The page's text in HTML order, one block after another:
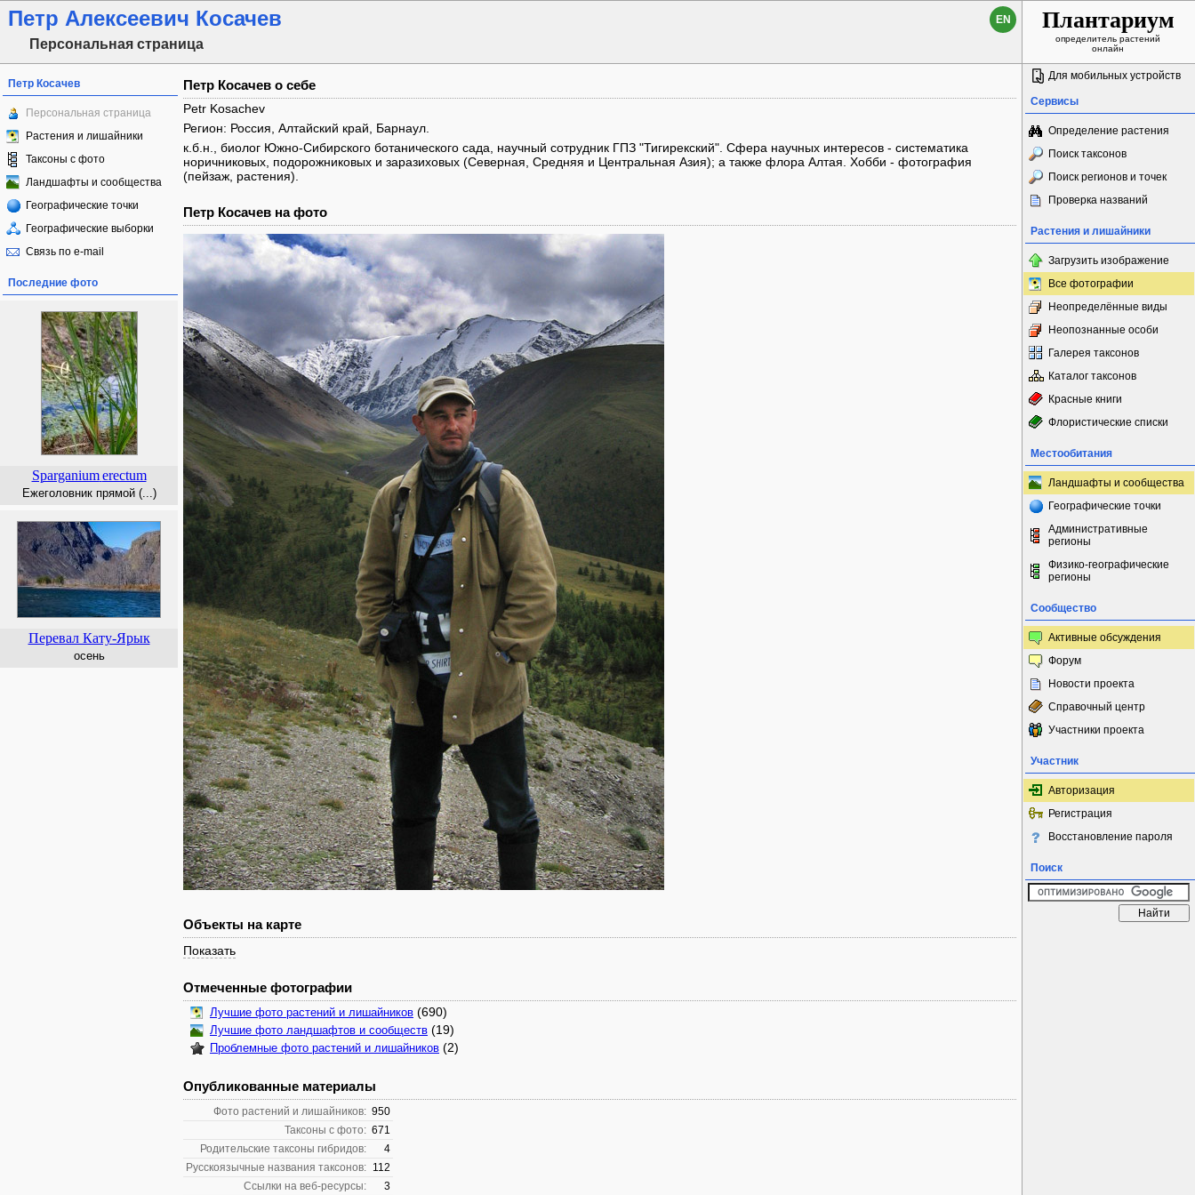
Петр Алексеевич Косачев
Персональная страница
EN Плантариум
определитель растений
онлайн
Петр Косачев
Персональная страница
Растения и лишайники
Таксоны с фото
Ландшафты и сообщества
Географические точки
Географические выборки
Связь по e-mail
Последние фото
Sparganium erectum
Ежеголовник прямой (...)
Перевал Кату-Ярык
осень
Петр Косачев о себе
Petr Kosachev
Регион: Россия, Алтайский край, Барнаул.
к.б.н., биолог Южно-Сибирского ботанического сада, научный сотрудник ГПЗ "Тигирекский". Сфера научных интересов - систематика
норичниковых, подорожниковых и заразиховых (Северная, Средняя и Центральная Азия); а также флора Алтая. Хобби - фотография
(пейзаж, растения).
Петр Косачев на фото
Объекты на карте
Показать
Отмеченные фотографии
Лучшие фото растений и лишайников (690)
Лучшие фото ландшафтов и сообществ (19)
Проблемные фото растений и лишайников (2)
Опубликованные материалы
Фото растений и лишайников: 950
Таксоны с фото: 671
Родительские таксоны гибридов:
4
Русскоязычные названия таксонов: 112
Ссылки на веб-ресурсы:
3
Для мобильных устройств
Сервисы
Определение растения
Поиск таксонов
Поиск регионов и точек
Проверка названий
Растения и лишайники
Загрузить изображение
Все фотографии
Неопределённые виды
Неопознанные особи
Галерея таксонов
Каталог таксонов
Красные книги
Флористические списки
Местообитания
Ландшафты и сообщества
Географические точки
Административные
регионы
Физико-географические
регионы
Сообщество
Активные обсуждения
Форум
Новости проекта
Справочный центр
Участники проекта
Участник
Авторизация
Регистрация
Восстановление пароля
Поиск